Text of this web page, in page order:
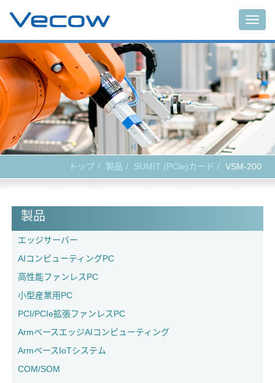
トップ 製品 SUMIT (PCIe)カード VSM-200
製品
エッジサーバー
AIコンピューティングPC
高性能ファンレスPC
小型産業用PC
PCI/PCIe拡張ファンレスPC
ArmベースエッジAIコンピューティング
ArmベースIoTシステム
COM/SOM